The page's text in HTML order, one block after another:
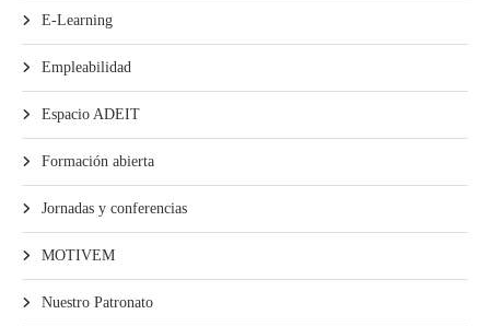
E-Learning
Empleabilidad
Espacio ADEIT
Formación abierta
Jornadas y conferencias
MOTIVEM
Nuestro Patronato